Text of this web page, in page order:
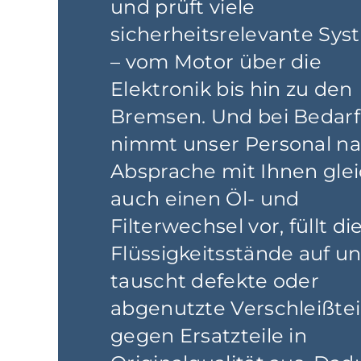
und prüft viele
sicherheitsrelevante
– vom Motor über die
Elektronik bis hin zu den
Bremsen. Und bei Bedarf
nimmt unser Personal
Absprache mit Ihnen
auch einen Öl- und
Filterwechsel vor, füllt die
Flüssigkeitsstände auf
tauscht defekte oder
abgenutzte
gegen Ersatzteile in